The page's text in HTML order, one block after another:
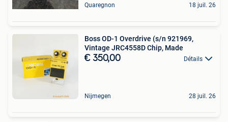
Quaregnon 18 juil. 26
Boss OD-1 Overdrive (s/n 921969,
Vintage JRC4558D Chip, Made
€ 350,00 Détails
Nijmegen 28 juil. 26